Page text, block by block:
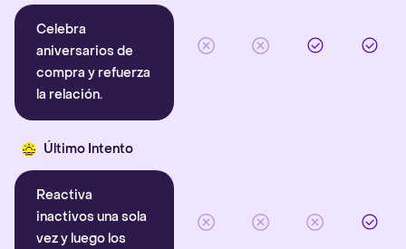
Celebra
aniversarios de
compra y refuerza
la relación.
Último Intento
Reactiva
inactivos una sola
vez y luego los